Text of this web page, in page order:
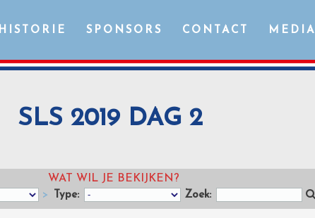
HISTORIE SPONSORS CONTACT MEDIA
SLS 2019 DAG 2
WAT WIL JE BEKIJKEN?
> Type: Zoek: